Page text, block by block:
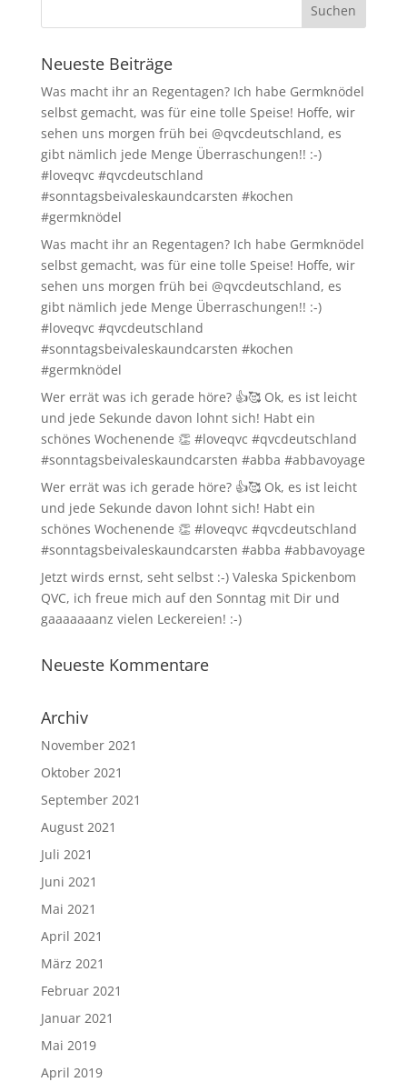
Neueste Beiträge
Was macht ihr an Regentagen? Ich habe Germknödel
selbst gemacht, was für eine tolle Speise! Hoffe, wir
sehen uns morgen früh bei @qvcdeutschland, es
gibt nämlich jede Menge Überraschungen!! :-)
#loveqvc #qvcdeutschland
#sonntagsbeivaleskaundcarsten #kochen
#germknödel
Was macht ihr an Regentagen? Ich habe Germknödel
selbst gemacht, was für eine tolle Speise! Hoffe, wir
sehen uns morgen früh bei @qvcdeutschland, es
gibt nämlich jede Menge Überraschungen!! :-)
#loveqvc #qvcdeutschland
#sonntagsbeivaleskaundcarsten #kochen
#germknödel
Wer errät was ich gerade höre? 👍🥰 Ok, es ist leicht
und jede Sekunde davon lohnt sich! Habt ein
schönes Wochenende 👏 #loveqvc #qvcdeutschland
#sonntagsbeivaleskaundcarsten #abba #abbavoyage
Wer errät was ich gerade höre? 👍🥰 Ok, es ist leicht
und jede Sekunde davon lohnt sich! Habt ein
schönes Wochenende 👏 #loveqvc #qvcdeutschland
#sonntagsbeivaleskaundcarsten #abba #abbavoyage
Jetzt wirds ernst, seht selbst :-) Valeska Spickenbom
QVC, ich freue mich auf den Sonntag mit Dir und
gaaaaaaanz vielen Leckereien! :-)
Neueste Kommentare
Archiv
November 2021
Oktober 2021
September 2021
August 2021
Juli 2021
Juni 2021
Mai 2021
April 2021
März 2021
Februar 2021
Januar 2021
Mai 2019
April 2019